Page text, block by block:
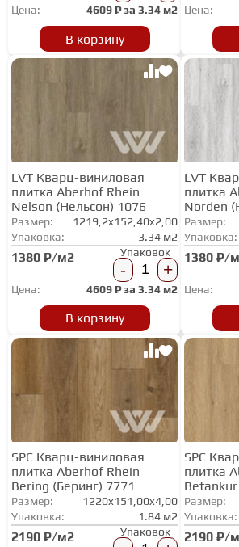
ЛАМИНАТ SWF
Цена: 4609₽ за 3.34 м2
В корзину
Цена:
LVT Кварц-виниловая
плитка Aberhof Rhein
Nelson (Нельсон) 1076
Размер:
1219,2x152,40x2,00
Упаковка:
3.34 м2
1380 ₽/м2 Упаковок
- +
Цена: 4609₽ за 3.34 м2
В корзину
LVT
плитка
Norden
Размер:
Упаковка:
1380 ₽/
Цена:
SPC Кварц-виниловая
плитка Aberhof Rhein
Bering (Беринг) 7771
Размер:
1220x151,00x4,00
Упаковка:
1.84 м2
2190 ₽/м2 Упаковок
SPC
плитка
Betankur
Размер:
Упаковка:
2190 ₽/